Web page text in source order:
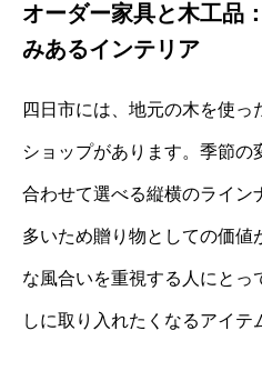
オーダー家具と木工品
みあるインテリア
四日市には、地元の木を使っ
ショップがあります。季節の
合わせて選べる縦横のライン
多いため贈り物としての価値
な風合いを重視する人にとっ
しに取り入れたくなるアイテ